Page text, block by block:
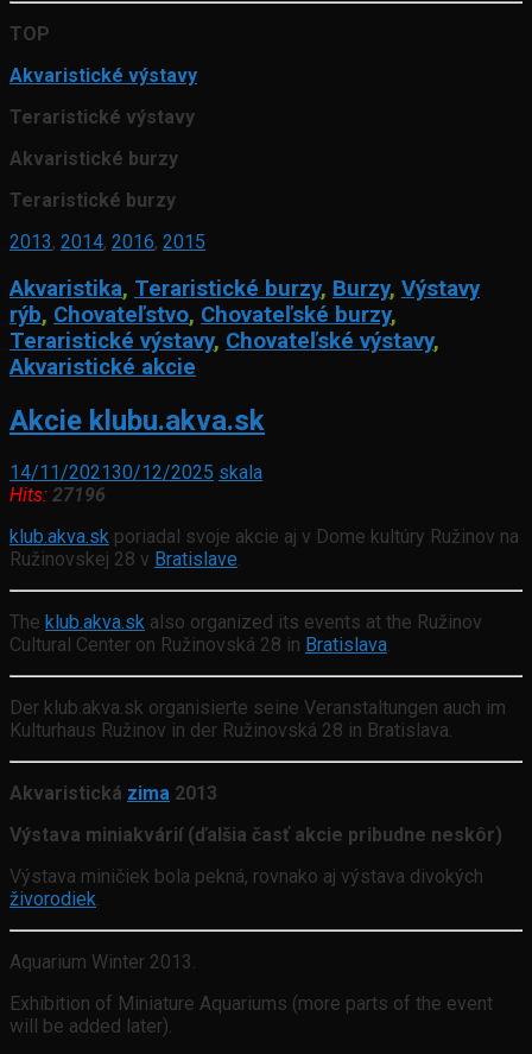
TOP
Akvaristické výstavy
Teraristické výstavy
Akvaristické burzy
Teraristické burzy
2013, 2014, 2016, 2015
Akvaristika, Teraristické burzy, Burzy, Výstavy
rýb, Chovateľstvo, Chovateľské burzy,
Teraristické výstavy, Chovateľské výstavy,
Akvaristické akcie
Akcie klubu.akva.sk
14/11/202130/12/2025 skala
Hits: 27196
klub.akva.sk poriadal svoje akcie aj v Dome kultúry Ružinov na
Ružinovskej 28 v Bratislave.
The klub.akva.sk also organized its events at the Ružinov
Cultural Center on Ružinovská 28 in Bratislava.
Der klub.akva.sk organisierte seine Veranstaltungen auch im
Kulturhaus Ružinov in der Ružinovská 28 in Bratislava.
Akvaristická zima 2013
Výstava miniakvárií (ďalšia časť akcie pribudne neskôr)
Výstava miničiek bola pekná, rovnako aj výstava divokých
živorodiek.
Aquarium Winter 2013.
Exhibition of Miniature Aquariums (more parts of the event
will be added later).